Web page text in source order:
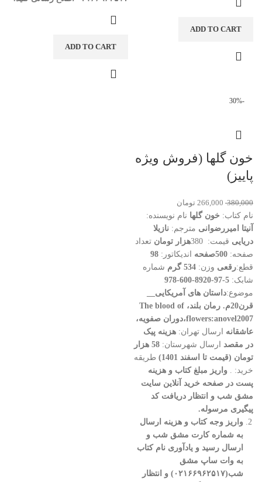
ADD TO CART
ADD TO CART
-30%
خون گلها (فروش ویژه
پاییز)
380,000
266,000 تومان
نام کتاب: خون گلها نام نویسنده:
آنیتا امیررضوانی مترجم: نازیلا
دریایی قیمت: 380 هزار تومان تعداد
صفحه: 500صفحه اندیکاتور:
قطع:رقعی وزن: 534 گرم
شماره
شابک: 5-97-8920-600-978
موضوع:داستان های آمریکایی__
قرن20م.
رمان بلند، The blood of
flowers:anovel2007،دوران صفویه،
عاشقانه ارسال تهران: هزینه پیک
در مقصد ارسال شهرستان:
58 هزار
تومان (قیمت تا اسفند 1401)
طریقه
خرید: .
واریز مبلغ کتاب و هزینه
پست در صفحه خرید آنلاین سایت
مشق شب و انتظار دریافت کد
پیگیری مرسوله.
واریز وجه کتاب و هزینه ارسال
به شماره کارت مشق شب و
ارسال رسید و یادآوری نام کتاب
به وات ساپ مشق
شب(۰۲۱۶۶۹۶۲۵۱۷) و انتظار